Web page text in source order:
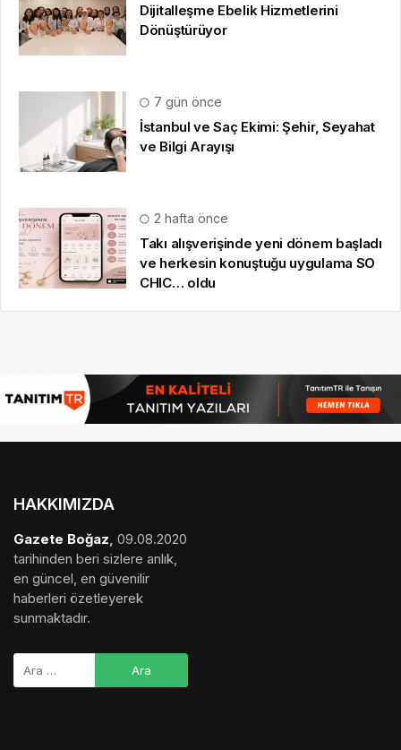
Dijitalleşme Ebelik Hizmetlerini
Dönüştürüyor
7 gün önce
İstanbul ve Saç Ekimi: Şehir, Seyahat
ve Bilgi Arayışı
2 hafta önce
Takı alışverişinde yeni dönem başladı
ve herkesin konuştuğu uygulama SO
CHIC… oldu
HAKKIMIZDA
Gazete Boğaz, 09.08.2020
tarihinden beri sizlere anlık,
en güncel, en güvenilir
haberleri özetleyerek
sunmaktadır.